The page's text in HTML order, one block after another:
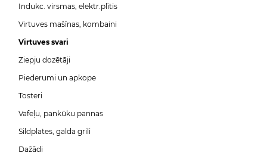
Indukc. virsmas, elektr.plītis
Virtuves mašīnas, kombaini
Virtuves svari
Ziepju dozētāji
Piederumi un apkope
Tosteri
Vafeļu, pankūku pannas
Sildplates, galda grili
Dažādi